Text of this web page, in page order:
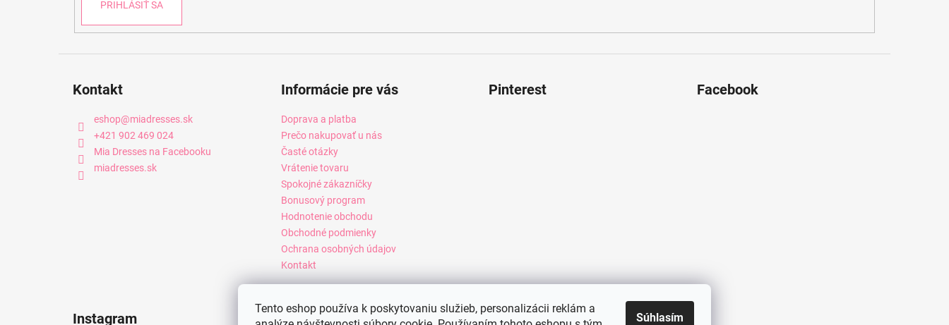
Tento eshop používa k poskytovaniu služieb, personalizácii reklám a
Súhlasím
PRIHLÁSIŤ SA
Kontakt
eshop@miadresses.sk
+421 902 469 024
Mia Dresses na Facebooku
miadresses.sk
Informácie pre vás
Doprava a platba
Prečo nakupovať u nás
Časté otázky
Vrátenie tovaru
Spokojné zákazníčky
Bonusový program
Hodnotenie obchodu
Obchodné podmienky
Ochrana osobných údajov
Kontakt
Pinterest Facebook
Instagram